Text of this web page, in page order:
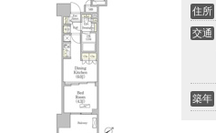
住所
交通
築年